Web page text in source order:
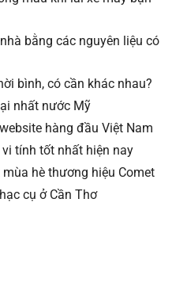
bằng các nguyên liệu có
bình, có cần khác nhau?
nhất nước Mỹ
hàng đầu Việt Nam
tính tốt nhất hiện nay
hè thương hiệu Comet
cụ ở Cần Thơ